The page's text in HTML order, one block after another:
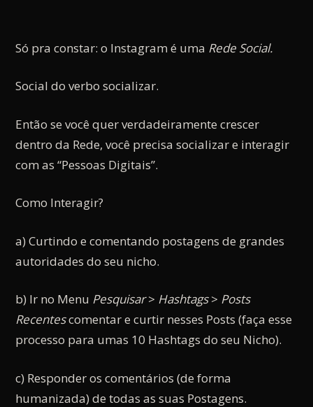
Só pra constar: o Instagram é uma Rede Social.
Social do verbo socializar.
Então se você quer verdadeiramente crescer
dentro da Rede, você precisa socializar e interagir
com as “Pessoas Digitais”.
Como Interagir?
a) Curtindo e comentando postagens de grandes
autoridades do seu nicho.
b) Ir no Menu Pesquisar> Hashtags> Posts
Recentescomentar e curtir nesses Posts (faça esse
processo para umas 10 Hashtags do seu Nicho).
c) Responder os comentários (de forma
humanizada) de todas as suas Postagens.